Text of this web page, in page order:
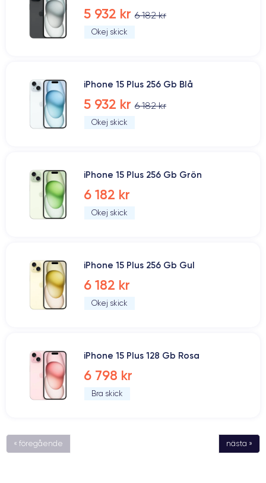
5 932 kr 6 182 kr
Okej skick
iPhone 15 Plus 256 Gb Blå
5 932 kr 6 182 kr
Okej skick
iPhone 15 Plus 256 Gb Grön
6 182 kr
Okej skick
iPhone 15 Plus 256 Gb Gul
6 182 kr
Okej skick
iPhone 15 Plus 128 Gb Rosa
6 798 kr
Bra skick
« föregående nästa »